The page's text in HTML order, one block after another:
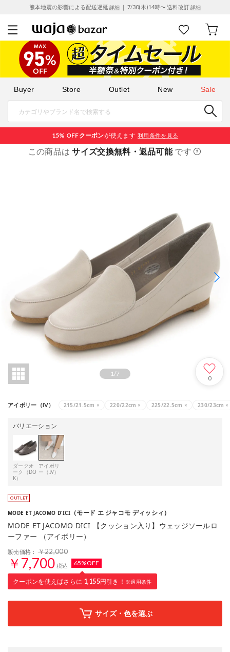
熊本地震の影響による配送遅延 詳細 ｜ 7/30(木)14時〜 送料改訂詳細
Buyer Store Outlet New Sale
15% OFFクーポンが使えます 利用条件を見る
この商品はサイズ交換無料・返品可能です
1 /7
0
アイボリー（IV） 215/21.5cm × 220/22cm × 225/22.5cm × 230/23cm ×
バリエーション
ダークオ
ーク（DO
K）
アイボリ
ー（IV）
MODE ET JACOMO D'ICI （モード エ ジャコモ ディッシィ）
MODE ET JACOMO DICI 【クッション入り】ウェッジソールロ
ーファー （アイボリー）
販売価格： ￥22,000
￥7,700 税込 65%OFF
クーポンを使えばさらに 1,155円引き！ ※適用条件
サイズ・色を選ぶ